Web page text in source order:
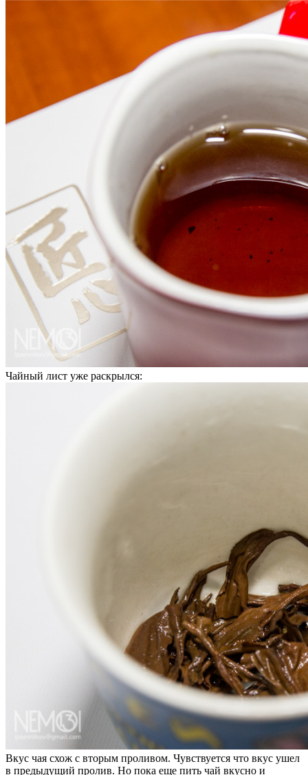
Чайный лист уже раскрылся:
Вкус чая схож с вторым проливом. Чувствуется что вкус ушел
в предыдущий пролив. Но пока еще пить чай вкусно и